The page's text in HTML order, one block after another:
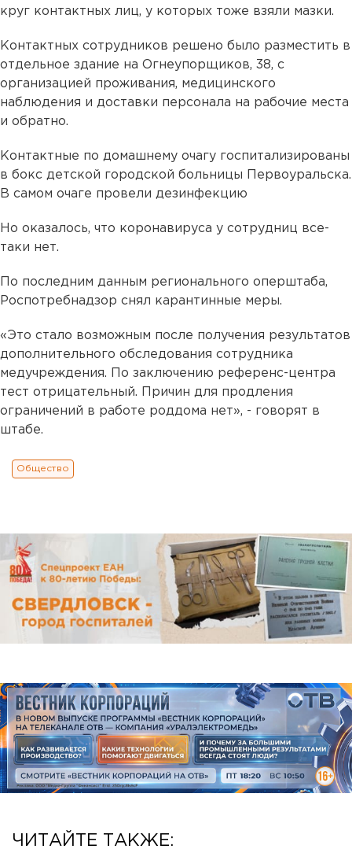
круг контактных лиц, у которых тоже взяли мазки.
Контактных сотрудников решено было разместить в
отдельное здание на Огнеупорщиков, 38, с
организацией проживания, медицинского
наблюдения и доставки персонала на рабочие места
и обратно.
Контактные по домашнему очагу госпитализированы
в бокс детской городской больницы Первоуральска.
В самом очаге провели дезинфекцию
Но оказалось, что коронавируса у сотрудниц все-
таки нет.
По последним данным регионального оперштаба,
Роспотребнадзор снял карантинные меры.
«Это стало возможным после получения результатов
дополнительного обследования сотрудника
медучреждения. По заключению референс-центра
тест отрицательный. Причин для продления
ограничений в работе роддома нет», - говорят в
штабе.
Общество
ЧИТАЙТЕ ТАКЖЕ: